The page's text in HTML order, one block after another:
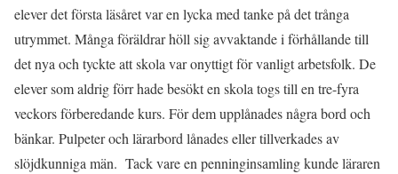
elever det första läsåret var en lycka med tanke på det trånga
utrymmet. Många föräldrar höll sig avvaktande i förhållande till
det nya och tyckte att skola var onyttigt för vanligt arbetsfolk. De
elever som aldrig förr hade besökt en skola togs till en tre-fyra
veckors förberedande kurs. För dem upplånades några bord och
bänkar. Pulpeter och lärarbord lånades eller tillverkades av
slöjdkunniga män. Tack vare en penninginsamling kunde läraren